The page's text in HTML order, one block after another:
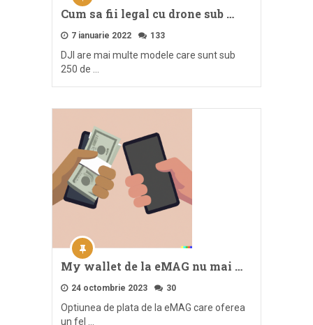
Cum sa fii legal cu drone sub …
7 ianuarie 2022 133
DJI are mai multe modele care sunt sub
250 de …
My wallet de la eMAG nu mai …
24 octombrie 2023 30
Optiunea de plata de la eMAG care oferea
un fel …